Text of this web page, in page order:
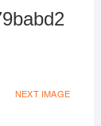
NEXT IMAGE